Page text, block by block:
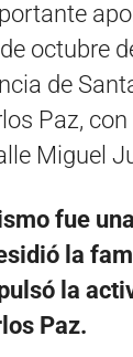
octubre
de
Paz,
Miguel
fue
la
la
Paz.